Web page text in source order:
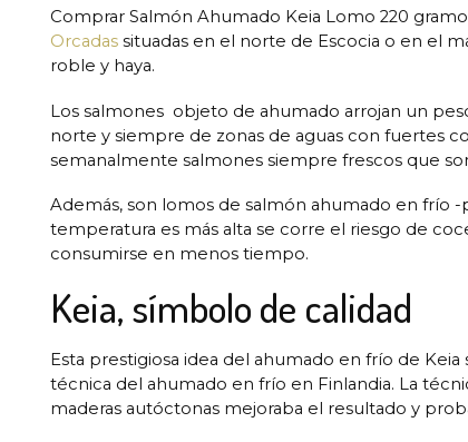
Comprar Salmón Ahumado Keia Lomo 220
Orcadas situadas en el norte de Escocia o en el
roble y haya.
Los salmones objeto de ahumado arrojan un
norte y siempre de zonas de aguas con fuertes
semanalmente salmones siempre frescos que
Además, son lomos de salmón ahumado en frío
temperatura es más alta se corre el riesgo de
consumirse en menos tiempo.
Keia, símbolo de calidad
Esta prestigiosa idea del ahumado en frío de
técnica del ahumado en frío en Finlandia. La
maderas autóctonas mejoraba el resultado y